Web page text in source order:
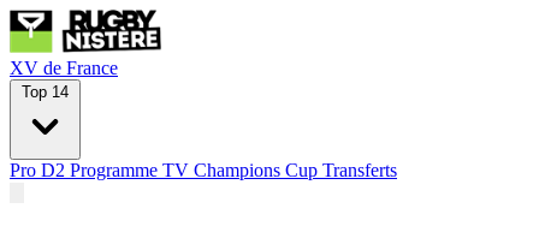
XV de France
Top 14
Pro D2 Programme TV Champions Cup Transferts